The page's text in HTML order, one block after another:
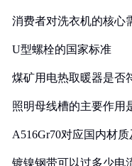
消费者对洗衣机的核心
U型螺栓的国家标准
煤矿用电热取暖器是否
照明母线槽的主要作用
A516Gr70对应国内材
镀镍钢带可以过多少电